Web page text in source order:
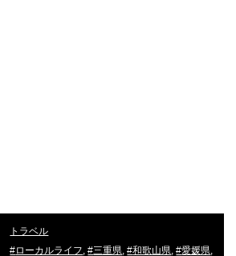
トラベル
ローカルライフ, 三重県, 和歌山県, 愛媛県,